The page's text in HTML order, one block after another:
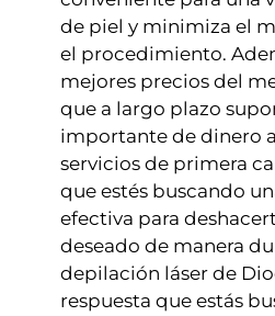
de piel y minimiza el
el procedimiento.
mejores precios del
que a largo plazo
importante de dinero
servicios de primera
que estés buscando
efectiva para
deseado de manera
depilación láser de
respuesta que estás